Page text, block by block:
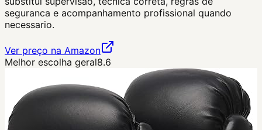
seguranca e acompanhamento profissional quando
necessario.
Ver preço na Amazon
Melhor escolha geral8.6